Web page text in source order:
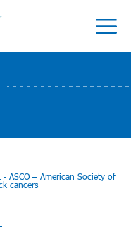
- ASCO – American Society of
cancers